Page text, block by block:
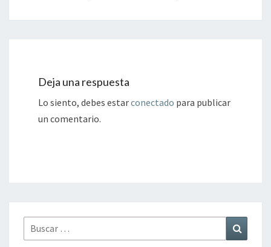
Deja una respuesta
Lo siento, debes estarconectado para publicar
un comentario.
Buscar
por: